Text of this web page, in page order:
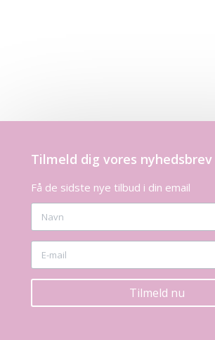
Tilmeld dig vores nyhedsbrev
Få de sidste nye tilbud i din email
Tilmeld nu